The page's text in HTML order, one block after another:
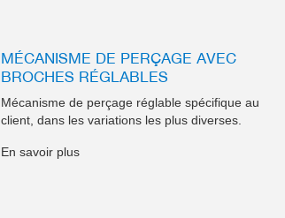
MÉCANISME DE PERÇAGE AVEC
BROCHES RÉGLABLES
Mécanisme de perçage réglable spécifique au
client, dans les variations les plus diverses.
En savoir plus